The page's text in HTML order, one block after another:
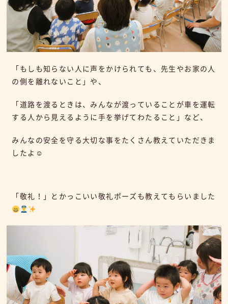
「もしも知らない人に声をかけられても、先生やお家の人
の側を離れないこと」や、
「道路を渡るときは、みんなが渡っていることが車を運転
する人から見えるように手を挙げてわたること」など、
みんなの安全を守る大切な事をたくさん教えていただきま
したよ☺
「敬礼！」とかっこいい敬礼ポーズも教えてもらいました